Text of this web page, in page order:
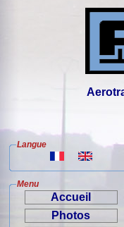
Langue
Menu
Accueil
Photos